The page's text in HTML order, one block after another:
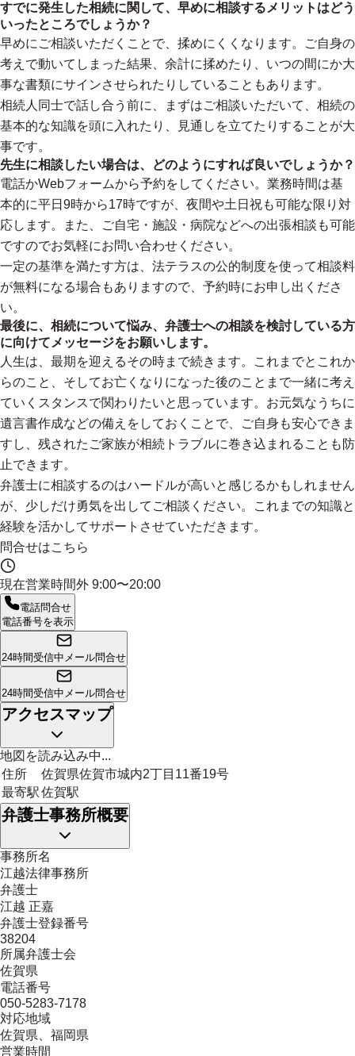
すでに発生した相続に関して、早めに相談するメリットはどう
いったところでしょうか？
早めにご相談いただくことで、揉めにくくなります。ご自身の
考えで動いてしまった結果、余計に揉めたり、いつの間にか大
事な書類にサインさせられたりしていることもあります。
相続人同士で話し合う前に、まずはご相談いただいて、相続の
基本的な知識を頭に入れたり、見通しを立てたりすることが大
事です。
先生に相談したい場合は、どのようにすれば良いでしょうか？
電話かWebフォームから予約をしてください。業務時間は基
本的に平日9時から17時ですが、夜間や土日祝も可能な限り対
応します。また、ご自宅・施設・病院などへの出張相談も可能
ですのでお気軽にお問い合わせください。
一定の基準を満たす方は、法テラスの公的制度を使って相談料
が無料になる場合もありますので、予約時にお申し出くださ
い。
最後に、相続について悩み、弁護士への相談を検討している方
に向けてメッセージをお願いします。
人生は、最期を迎えるその時まで続きます。これまでとこれか
らのこと、そしてお亡くなりになった後のことまで一緒に考え
ていくスタンスで関わりたいと思っています。お元気なうちに
遺言書作成などの備えをしておくことで、ご自身も安心できま
すし、残されたご家族が相続トラブルに巻き込まれることも防
止できます。
弁護士に相談するのはハードルが高いと感じるかもしれません
が、少しだけ勇気を出してご相談ください。これまでの知識と
経験を活かしてサポートさせていただきます。
問合せはこちら
現在営業時間外 9:00〜20:00
電話問合せ
電話番号を表示
24時間受信中 メール問合せ
24時間受信中 メール問合せ
アクセスマップ
地図を読み込み中...
住所
佐賀県佐賀市城内2丁目11番19号
最寄駅佐賀駅
弁護士事務所概要
事務所名
江越法律事務所
弁護士
江越 正嘉
弁護士登録番号
38204
所属弁護士会
佐賀県
電話番号
050-5283-7178
対応地域
佐賀県、福岡県
営業時間